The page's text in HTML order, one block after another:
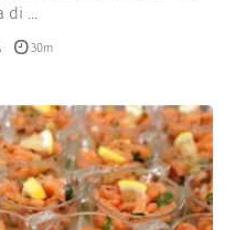
di ...
30m